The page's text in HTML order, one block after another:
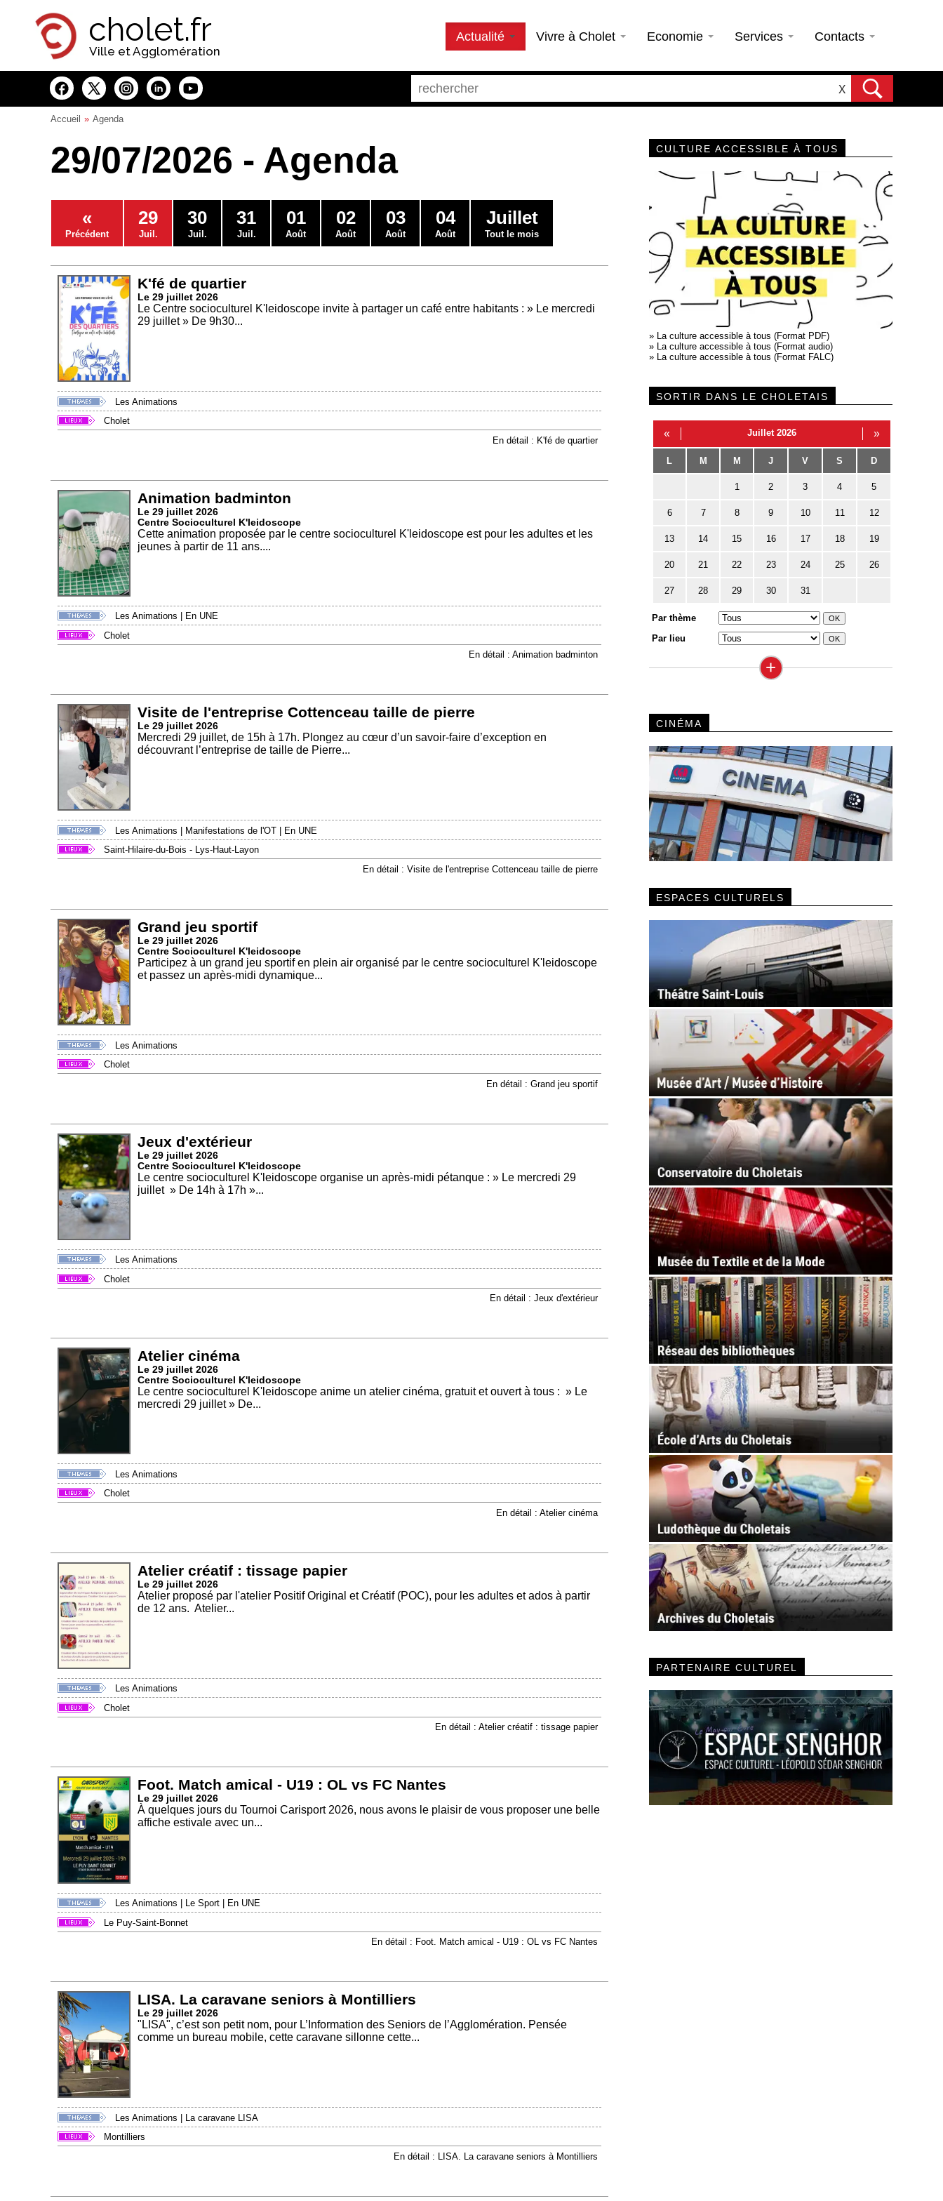
cholet.fr
Ville et Agglomération
Actualité Vivre à Cholet Economie Services Contacts
X
Accueil Agenda
29/07/2026 - Agenda
«
Précédent
29
Juil.
30
Juil.
31
Juil.
01
Août
02
Août
03
Août
04
Août
Juillet
Tout le mois
K'fé de quartier
Le 29 juillet 2026
Le Centre socioculturel K'leidoscope invite à partager un café entre habitants : » Le mercredi
29 juillet » De 9h30...
Les Animations
Cholet
En détail : K'fé de quartier
Animation badminton
Le 29 juillet 2026
Centre Socioculturel K'leidoscope
Cette animation proposée par le centre socioculturel K'leidoscope est pour les adultes et les
jeunes à partir de 11 ans....
Les Animations
En UNE
Cholet
En détail : Animation badminton
Visite de l'entreprise Cottenceau taille de pierre
Le 29 juillet 2026
Mercredi 29 juillet, de 15h à 17h. Plongez au cœur d’un savoir-faire d’exception en
découvrant l’entreprise de taille de Pierre...
Les Animations Manifestations de l'OT
En UNE
Saint-Hilaire-du-Bois - Lys-Haut-Layon
En détail : Visite de l'entreprise Cottenceau taille de pierre
Grand jeu sportif
Le 29 juillet 2026
Centre Socioculturel K'leidoscope
Participez à un grand jeu sportif en plein air organisé par le centre socioculturel K'leidoscope
et passez un après-midi dynamique...
Les Animations
Cholet
En détail : Grand jeu sportif
Jeux d'extérieur
Le 29 juillet 2026
Centre Socioculturel K'leidoscope
Le centre socioculturel K'leidoscope organise un après-midi pétanque : » Le mercredi 29
juillet » De 14h à 17h »...
Les Animations
Cholet
En détail : Jeux d'extérieur
Atelier cinéma
Le 29 juillet 2026
Centre Socioculturel K'leidoscope
Le centre socioculturel K'leidoscope anime un atelier cinéma, gratuit et ouvert à tous : » Le
mercredi 29 juillet » De...
Les Animations
Cholet
En détail : Atelier cinéma
Atelier créatif : tissage papier
Le 29 juillet 2026
Atelier proposé par l'atelier Positif Original et Créatif (POC), pour les adultes et ados à partir
de 12 ans. Atelier...
Les Animations
Cholet
En détail : Atelier créatif : tissage papier
Foot. Match amical - U19 : OL vs FC Nantes
Le 29 juillet 2026
À quelques jours du Tournoi Carisport 2026, nous avons le plaisir de vous proposer une belle
affiche estivale avec un...
Les Animations Le Sport
En UNE
Le Puy-Saint-Bonnet
En détail : Foot. Match amical - U19 : OL vs FC Nantes
LISA. La caravane seniors à Montilliers
Le 29 juillet 2026
"LISA", c’est son petit nom, pour L’Information des Seniors de l’Agglomération. Pensée
comme un bureau mobile, cette caravane sillonne cette...
Les Animations
La caravane LISA
Montilliers
En détail : LISA. La caravane seniors à Montilliers
CULTURE ACCESSIBLE À TOUS
» La culture accessible à tous (Format PDF)
» La culture accessible à tous (Format audio)
» La culture accessible à tous (Format FALC)
SORTIR DANS LE CHOLETAIS
« Juillet 2026 »
L M M J V S D
1 2 3 4 5
6 7 8 9 10 11 12
13 14 15 16 17 18 19
20 21 22 23 24 25 26
27 28 29 30 31
Par thème
Par lieu
+
CINÉMA
ESPACES CULTURELS
PARTENAIRE CULTUREL